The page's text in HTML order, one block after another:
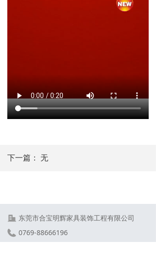
下一篇： 无
东莞市合宝明辉家具装饰工程有限公司
0769-88666196